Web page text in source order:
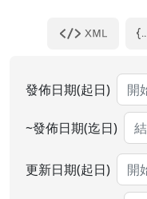
發佈日期(起日)
~發佈日期(迄日)
更新日期(起日)